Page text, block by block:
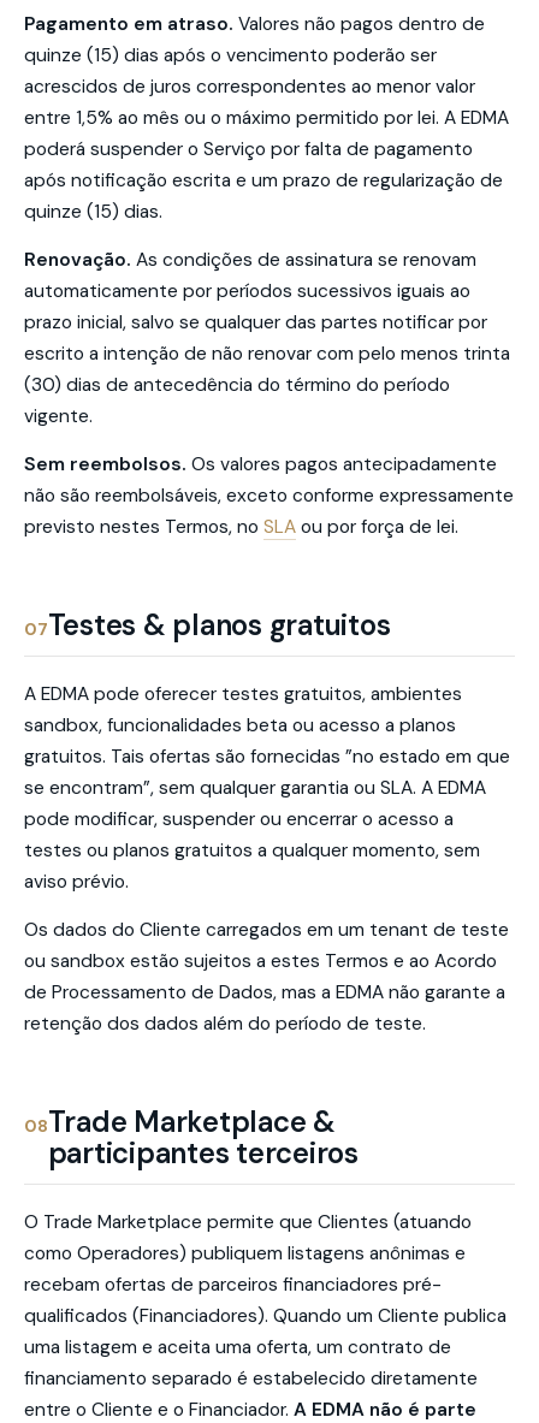
Pagamento em atraso. Valores não pagos dentro de
quinze (15) dias após o vencimento poderão ser
acrescidos de juros correspondentes ao menor valor
entre 1,5% ao mês ou o máximo permitido por lei. A EDMA
poderá suspender o Serviço por falta de pagamento
após notificação escrita e um prazo de regularização de
quinze (15) dias.
Renovação. As condições de assinatura se renovam
automaticamente por períodos sucessivos iguais ao
prazo inicial, salvo se qualquer das partes notificar por
escrito a intenção de não renovar com pelo menos trinta
(30) dias de antecedência do término do período
vigente.
Sem reembolsos. Os valores pagos antecipadamente
não são reembolsáveis, exceto conforme expressamente
previsto nestes Termos, no SLA ou por força de lei.
07Testes & planos gratuitos
A EDMA pode oferecer testes gratuitos, ambientes
sandbox, funcionalidades beta ou acesso a planos
gratuitos. Tais ofertas são fornecidas ”no estado em que
se encontram”, sem qualquer garantia ou SLA. A EDMA
pode modificar, suspender ou encerrar o acesso a
testes ou planos gratuitos a qualquer momento, sem
aviso prévio.
Os dados do Cliente carregados em um tenant de teste
ou sandbox estão sujeitos a estes Termos e ao Acordo
de Processamento de Dados, mas a EDMA não garante a
retenção dos dados além do período de teste.
08Trade Marketplace &
participantes terceiros
O Trade Marketplace permite que Clientes (atuando
como Operadores) publiquem listagens anônimas e
recebam ofertas de parceiros financiadores pré-
qualificados (Financiadores). Quando um Cliente publica
uma listagem e aceita uma oferta, um contrato de
financiamento separado é estabelecido diretamente
entre o Cliente e o Financiador. A EDMA não é parte